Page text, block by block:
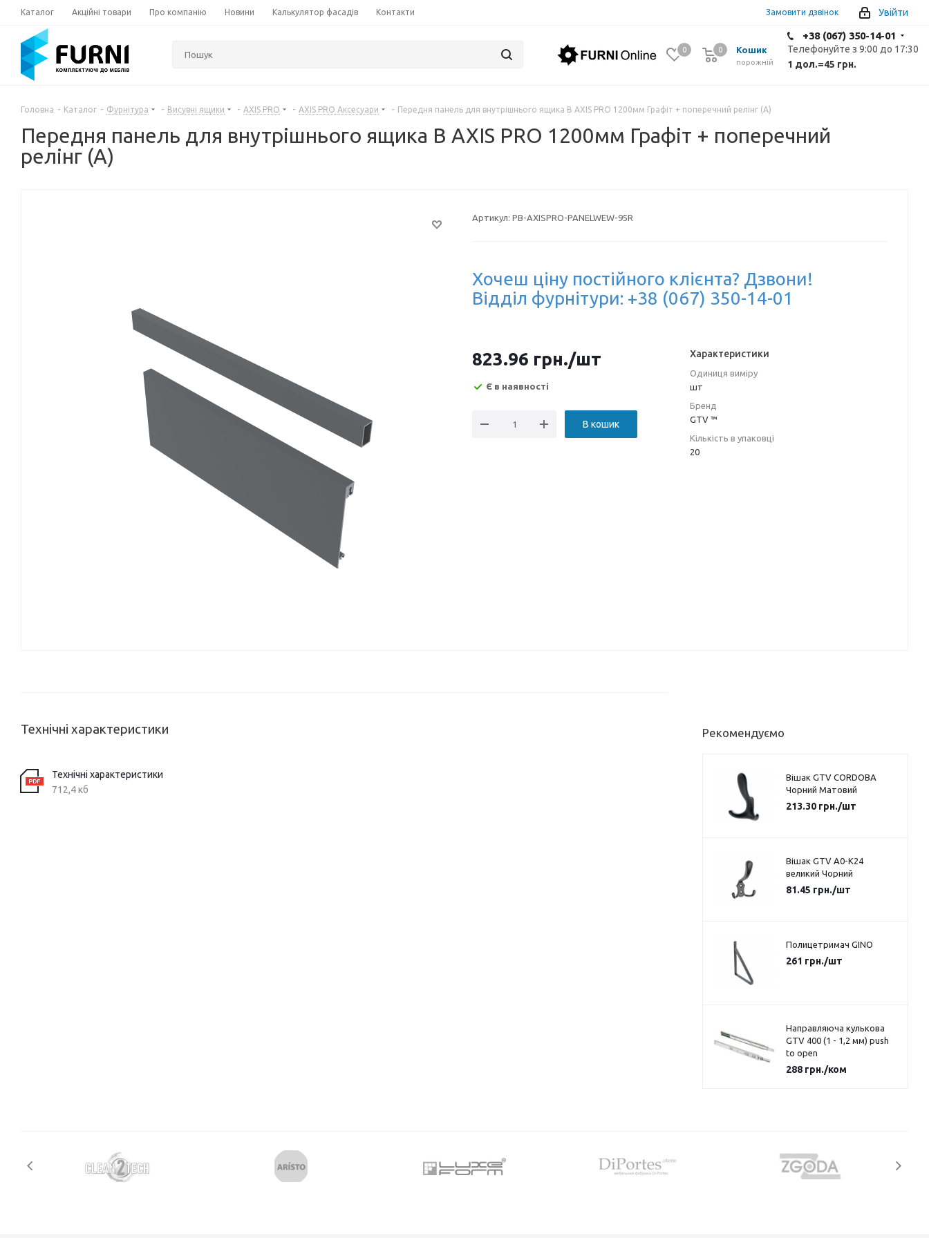
Каталог Акційні товари Про компанію Новини Калькулятор фасадів Контакти Увійти
Замовити дзвінок
+38 (067) 350-14-01
Телефонуйте з 9:00 до 17:30
1 дол.=45 грн.
0 Кошик
0
порожній
0
Головна - Каталог - Фурнітура - Висувні ящики - AXIS PRO - AXIS PRO Аксесуари - Передня панель для внутрішнього ящика B AXIS PRO 1200мм Графіт + поперечний релінг (A)
Передня панель для внутрішнього ящика B AXIS PRO 1200мм Графіт + поперечний
релінг (A)
Артикул: PB-AXISPRO-PANELWEW-95R
Хочеш ціну постійного клієнта? Дзвони!
Відділ фурнітури: +38 (067) 350-14-01
823.96 грн./шт
Є в наявності
В кошик
Характеристики
Одиниця виміру
шт
Бренд
GTV ™
Кількість в упаковці
20
Технічні характеристики
Технічні характеристики
712,4 кб
Рекомендуємо
Вішак GTV CORDOBA
Чорний Матовий
213.30грн./шт
Вішак GTV A0-K24
великий Чорний
81.45 грн./шт
Полицетримач GINO
261 грн./шт
Направляюча кулькова
GTV 400 (1 - 1,2 мм) push
to open
288грн./ком